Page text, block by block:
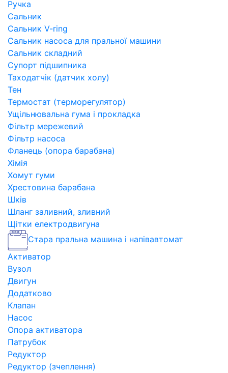
Ручка
Сальник
Сальник V-ring
Сальник насоса для пральної машини
Сальник складний
Супорт підшипника
Таходатчік (датчик холу)
Тен
Термостат (терморегулятор)
Ущільнювальна гума і прокладка
Фільтр мережевий
Фільтр насоса
Фланець (опора барабана)
Хімія
Хомут гуми
Хрестовина барабана
Шків
Шланг заливний, зливний
Щітки електродвигуна
Стара пральна машина і напівавтомат
Активатор
Вузол
Двигун
Додатково
Клапан
Насос
Опора активатора
Патрубок
Редуктор
Редуктор (зчеплення)